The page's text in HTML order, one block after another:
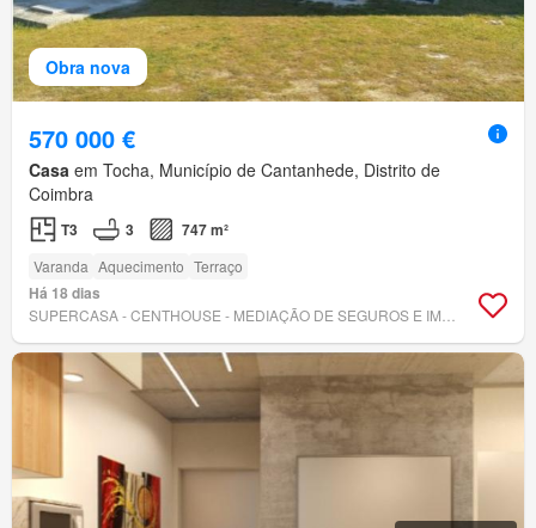
Obra nova
570 000 €
Casa em Tocha, Município de Cantanhede, Distrito de
Coimbra
T3 3 747 m²
Varanda Aquecimento Terraço
Há 18 dias